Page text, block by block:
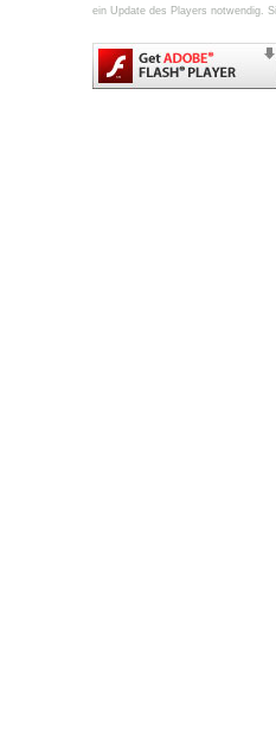
ein Update des Players notwendig.